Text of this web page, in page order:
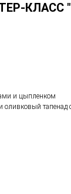
КЛАСС
и цыпленком
оливковый тапенад